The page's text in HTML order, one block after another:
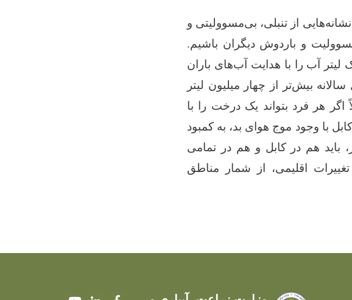
از تنبلی، بی‌مسوولیتی و
و باردوش دیگران باشیم.
آب را با هدایت آب‌های باران
بیش‌تر از چهار میلیون لیتر
هر فرد بتواند یک درخت را با
با وجود موج هوای بد، به کمبود
باید هم در کابل و هم در تمامی
اقلیمی، از شمار مناطق